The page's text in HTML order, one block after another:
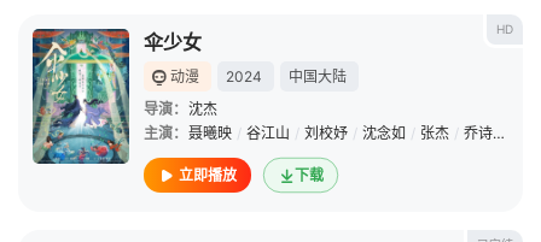
HD
伞少女
动漫 2024
中国大陆
导演： 沈杰
主演： 聂曦映 / 谷江山 / 刘校妤 / 沈念如 / 张杰 / 乔诗语
立即播放 下载